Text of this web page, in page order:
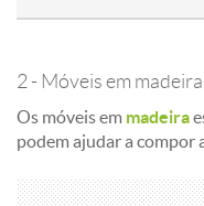
2 - Móveis em madeira
Os móveis em madeira
podem ajudar a compor